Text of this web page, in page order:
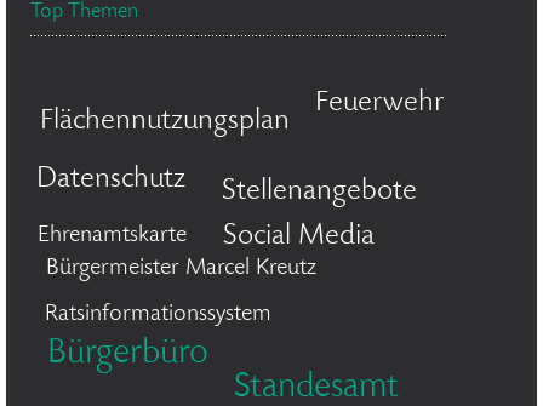
Top Themen
Flächennutzungsplan
Feuerwehr
Datenschutz Stellenangebote
Ehrenamtskarte Social Media
Bürgermeister Marcel Kreutz
Ratsinformationssystem
Bürgerbüro
Standesamt